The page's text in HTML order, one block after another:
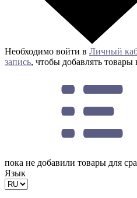
Необходимо войти в Личный
запись, чтобы добавлять товары
пока не добавили товары для
Язык